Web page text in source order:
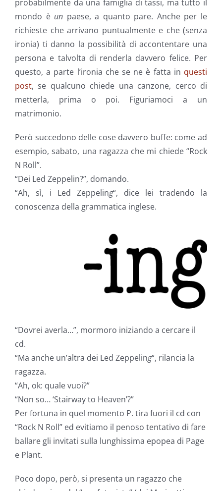
probabilmente da una famiglia di tassi, ma tutto il
mondo è un paese, a quanto pare. Anche per le
richieste che arrivano puntualmente e che (senza
ironia) ti danno la possibilità di accontentare una
persona e talvolta di renderla davvero felice. Per
questo, a parte l’ironia che se ne è fatta in questi
post, se qualcuno chiede una canzone, cerco di
metterla, prima o poi. Figuriamoci a un
matrimonio.
Però succedono delle cose davvero buffe: come ad
esempio, sabato, una ragazza che mi chiede “Rock
N Roll”.
“Dei Led Zeppelin?”, domando.
“Ah, sì, i Led Zeppeling“, dice lei tradendo la
conoscenza della grammatica inglese.
“Dovrei averla…”, mormoro iniziando a cercare il
cd.
“Ma anche un’altra dei Led Zeppeling“, rilancia la
ragazza.
“Ah, ok: quale vuoi?”
“Non so… ‘Stairway to Heaven’?”
Per fortuna in quel momento P. tira fuori il cd con
“Rock N Roll” ed evitiamo il penoso tentativo di fare
ballare gli invitati sulla lunghissima epopea di Page
e Plant.
Poco dopo, però, si presenta un ragazzo che